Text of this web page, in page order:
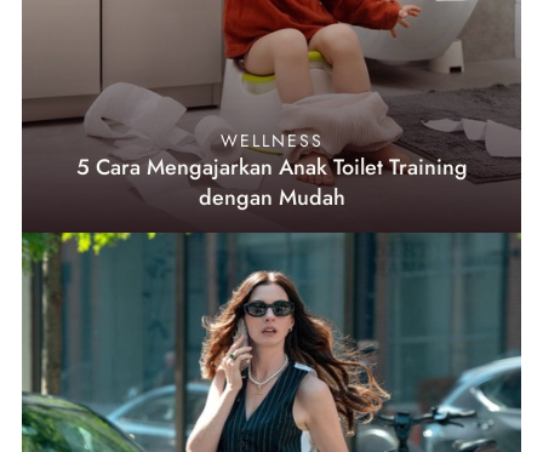
WELLNESS
5 Cara Mengajarkan Anak Toilet Training
dengan Mudah